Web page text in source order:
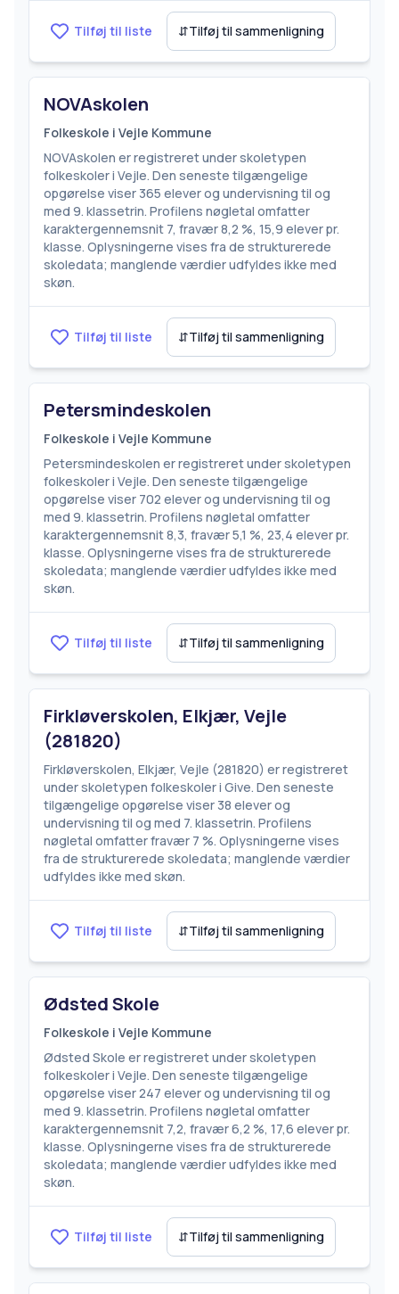
Tilføj til liste ⇵Tilføj til sammenligning
NOVAskolen
Folkeskole i Vejle Kommune
NOVAskolen er registreret under skoletypen
folkeskoler i Vejle. Den seneste tilgængelige
opgørelse viser 365 elever og undervisning til og
med 9. klassetrin. Profilens nøgletal omfatter
karaktergennemsnit 7, fravær 8,2 %, 15,9 elever pr.
klasse. Oplysningerne vises fra de strukturerede
skoledata; manglende værdier udfyldes ikke med
skøn.
Tilføj til liste ⇵Tilføj til sammenligning
Petersmindeskolen
Folkeskole i Vejle Kommune
Petersmindeskolen er registreret under skoletypen
folkeskoler i Vejle. Den seneste tilgængelige
opgørelse viser 702 elever og undervisning til og
med 9. klassetrin. Profilens nøgletal omfatter
karaktergennemsnit 8,3, fravær 5,1 %, 23,4 elever pr.
klasse. Oplysningerne vises fra de strukturerede
skoledata; manglende værdier udfyldes ikke med
skøn.
Tilføj til liste ⇵Tilføj til sammenligning
Firkløverskolen, Elkjær, Vejle
(281820)
Firkløverskolen, Elkjær, Vejle (281820) er registreret
under skoletypen folkeskoler i Give. Den seneste
tilgængelige opgørelse viser 38 elever og
undervisning til og med 7. klassetrin. Profilens
nøgletal omfatter fravær 7 %. Oplysningerne vises
fra de strukturerede skoledata; manglende værdier
udfyldes ikke med skøn.
Tilføj til liste ⇵Tilføj til sammenligning
Ødsted Skole
Folkeskole i Vejle Kommune
Ødsted Skole er registreret under skoletypen
folkeskoler i Vejle. Den seneste tilgængelige
opgørelse viser 247 elever og undervisning til og
med 9. klassetrin. Profilens nøgletal omfatter
karaktergennemsnit 7,2, fravær 6,2 %, 17,6 elever pr.
klasse. Oplysningerne vises fra de strukturerede
skoledata; manglende værdier udfyldes ikke med
skøn.
Tilføj til liste ⇵Tilføj til sammenligning